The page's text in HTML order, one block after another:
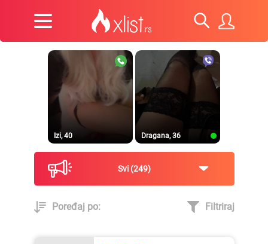
Izi, 40 Dragana, 36
Svi 249
Poređaj po: Filtriraj